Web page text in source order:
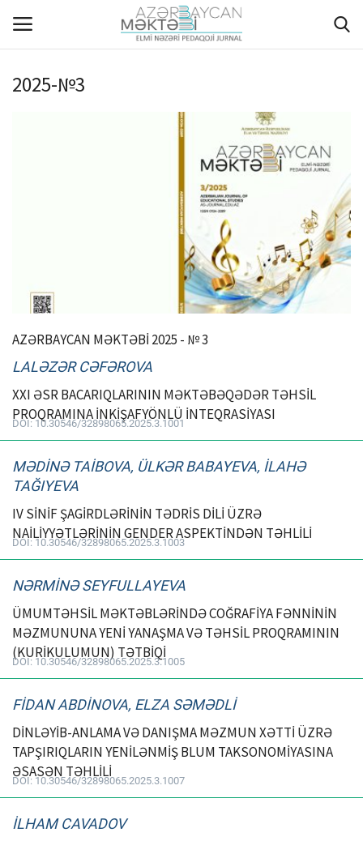
MÜƏLLİFLƏR ÜÇÜN TƏLİMAT
AKTUAL
QALEREYA
ƏLAQƏ
Dil
Azerbaijani English
2025-№3
AZƏRBAYCAN MƏKTƏBİ 2025 - № 3
LALƏZƏR CƏFƏROVA
XXI ƏSR BACARIQLARININ MƏKTƏBƏQƏDƏR TƏHSİL
PROQRAMINA İNKİŞAFYÖNLÜ İNTEQRASİYASI
DOI: 10.30546/32898065.2025.3.1001
MƏDİNƏ TAİBOVA, ÜLKƏR BABAYEVA, İLAHƏ
TAĞIYEVA
IV SİNİF ŞAGİRDLƏRİNİN TƏDRİS DİLİ ÜZRƏ
NAİLİYYƏTLƏRİNİN GENDER ASPEKTİNDƏN TƏHLİLİ
DOI: 10.30546/32898065.2025.3.1003
NƏRMİNƏ SEYFULLAYEVA
ÜMUMTƏHSİL MƏKTƏBLƏRİNDƏ COĞRAFİYA FƏNNİNİN
MƏZMUNUNA YENİ YANAŞMA VƏ TƏHSİL PROQRAMININ
(KURİKULUMUN) TƏTBİQİ
DOI: 10.30546/32898065.2025.3.1005
FİDAN ABDİNOVA, ELZA SƏMƏDLİ
DİNLƏYİB-ANLAMA VƏ DANIŞMA MƏZMUN XƏTTİ ÜZRƏ
TAPŞIRIQLARIN YENİLƏNMİŞ BLUM TAKSONOMİYASINA
ƏSASƏN TƏHLİLİ
DOI: 10.30546/32898065.2025.3.1007
İLHAM CAVADOV